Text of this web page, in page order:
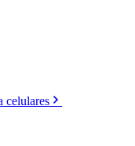
celulares